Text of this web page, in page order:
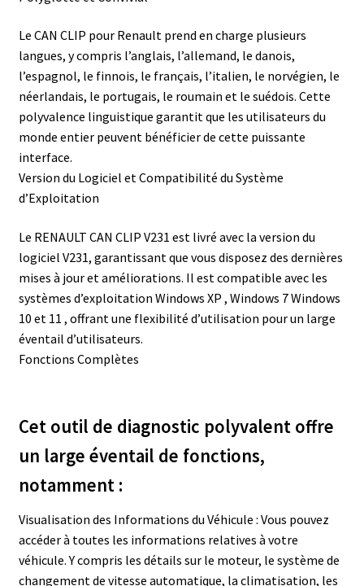
Le CAN CLIP pour Renault prend en charge plusieurs
langues, y compris l’anglais, l’allemand, le danois,
l’espagnol, le finnois, le français, l’italien, le norvégien, le
néerlandais, le portugais, le roumain et le suédois. Cette
polyvalence linguistique garantit que les utilisateurs du
monde entier peuvent bénéficier de cette puissante
interface.
Version du Logiciel et Compatibilité du Système
d’Exploitation
Le RENAULT CAN CLIP V231 est livré avec la version du
logiciel V231, garantissant que vous disposez des dernières
mises à jour et améliorations. Il est compatible avec les
systèmes d’exploitation Windows XP , Windows 7 Windows
10 et 11 , offrant une flexibilité d’utilisation pour un large
éventail d’utilisateurs.
Fonctions Complètes
Cet outil de diagnostic polyvalent offre
un large éventail de fonctions,
notamment :
Visualisation des Informations du Véhicule : Vous pouvez
accéder à toutes les informations relatives à votre
véhicule. Y compris les détails sur le moteur, le système de
changement de vitesse automatique, la climatisation, les